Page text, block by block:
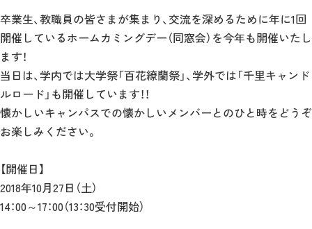
卒業生、教職員の皆さまが集まり、交流を深めるために年に1回
開催しているホームカミングデー（同窓会）を今年も開催いたし
ます！
当日は、学内では大学祭「百花繚蘭祭」、学外では「千里キャンド
ルロード」も開催しています！！
懐かしいキャンパスでの懐かしいメンバーとのひと時をどうぞ
お楽しみください。
【開催日】
2018年10月27日（土）
14：00～17：00（13：30受付開始）